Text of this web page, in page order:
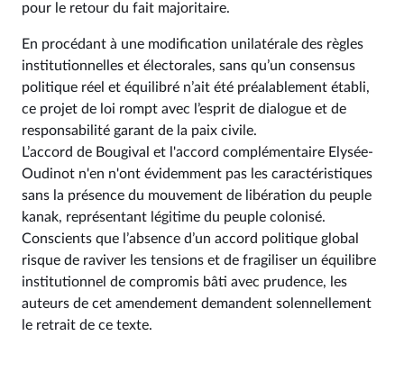
pour le retour du fait majoritaire.
En procédant à une modification unilatérale des règles
institutionnelles et électorales, sans qu’un consensus
politique réel et équilibré n’ait été préalablement établi,
ce projet de loi rompt avec l’esprit de dialogue et de
responsabilité garant de la paix civile.
L’accord de Bougival et l'accord complémentaire Elysée-
Oudinot n'en n'ont évidemment pas les caractéristiques
sans la présence du mouvement de libération du peuple
kanak, représentant légitime du peuple colonisé.
Conscients que l’absence d’un accord politique global
risque de raviver les tensions et de fragiliser un équilibre
institutionnel de compromis bâti avec prudence, les
auteurs de cet amendement demandent solennellement
le retrait de ce texte.